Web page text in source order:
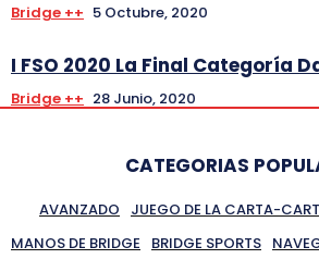
Bridge ++ 5 Octubre, 2020
I FSO 2020 La Final Categoría
Bridge ++ 28 Junio, 2020
CATEGORIAS
AVANZADO JUEGO DE LA CARTA-
MANOS DE BRIDGE
BRIDGE SPORTS